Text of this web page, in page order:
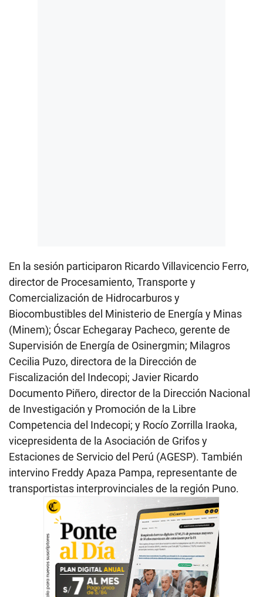
En la sesión participaron Ricardo Villavicencio Ferro,
director de Procesamiento, Transporte y
Comercialización de Hidrocarburos y
Biocombustibles del Ministerio de Energía y Minas
(Minem); Óscar Echegaray Pacheco, gerente de
Supervisión de Energía de Osinergmin; Milagros
Cecilia Puzo, directora de la Dirección de
Fiscalización del Indecopi; Javier Ricardo
Documento Piñero, director de la Dirección Nacional
de Investigación y Promoción de la Libre
Competencia del Indecopi; y Rocío Zorrilla Iraoka,
vicepresidenta de la Asociación de Grifos y
Estaciones de Servicio del Perú (AGESP). También
intervino Freddy Apaza Pampa, representante de
transportistas interprovinciales de la región Puno.